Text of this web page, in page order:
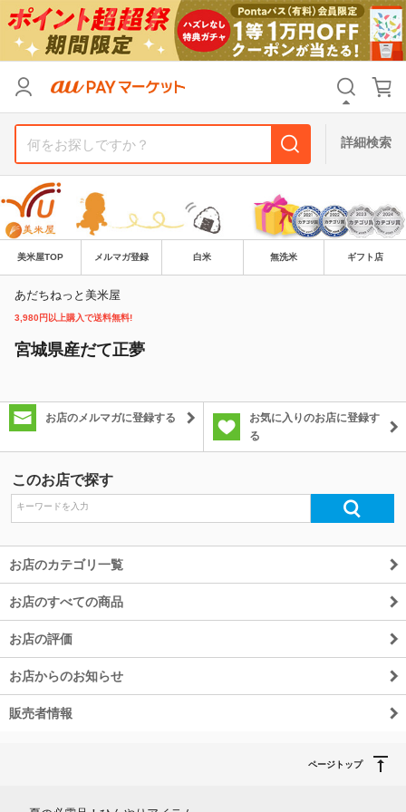
詳細検索
美米屋TOP メルマガ登録 白米 無洗米 ギフト店
あだちねっと美米屋
3,980円以上購入で送料無料!
宮城県産だて正夢
お店のメルマガに登録する
お気に入りのお店に登録す
る
このお店で探す
お店のカテゴリ一覧
お店のすべての商品
お店の評価
お店からのお知らせ
販売者情報
ページトップ
支払い方法
その他の条件
送料無料 タイムセール
Pontaパス特典対象すべて
除外ワード